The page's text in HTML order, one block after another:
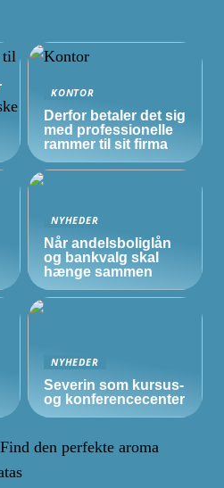
KONTOR
Derfor betaler det sig
med professionelle
rammer til sit firma
NYHEDER
Når andelsboliglån
og bankvalg skal
hænge sammen
NYHEDER
Severin som kursus-
og konferencecenter
den perfekte aroma